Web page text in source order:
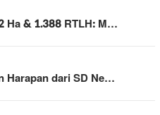
Ha & 1.388 RTLH: M…
Harapan dari SD Ne…